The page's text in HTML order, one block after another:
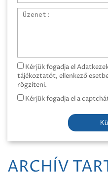
Üzenet
Kérjük fogadja el
tájékoztatót, ellenkező
rögzíteni.
Kérjük fogadja el a
ARCHÍV